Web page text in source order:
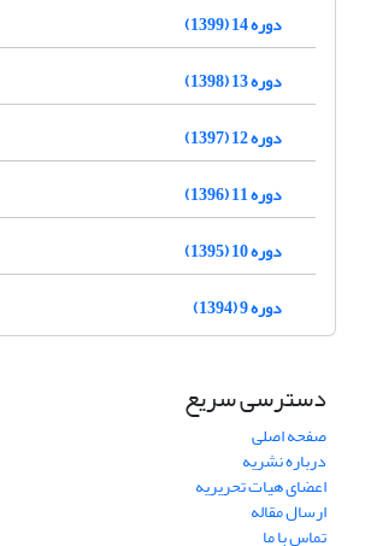
دوره 14 (1399)
دوره 13 (1398)
دوره 12 (1397)
دوره 11 (1396)
دوره 10 (1395)
دوره 9 (1394)
دسترسی سریع
صفحه اصلی
درباره نشریه
اعضای هیات تحریریه
ارسال مقاله
تماس با ما